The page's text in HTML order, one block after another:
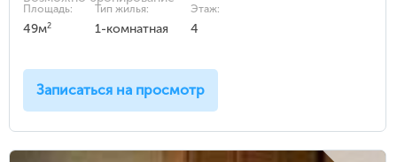
Площадь:
49м2
Тип жилья:
1-комнатная
Этаж:
4
Записаться на просмотр